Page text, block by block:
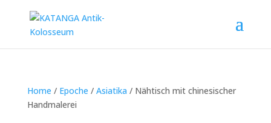
Home / Epoche / Asiatika / Nähtisch mit chinesischer
Handmalerei